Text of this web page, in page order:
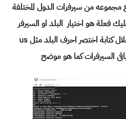
من سيرفرات الدول المختلفة
فعلة هو اختيار البلد او السيرفر
الخاص بالبلد التى تريد من خلال كتابة اختصر احرف البلد مثل us